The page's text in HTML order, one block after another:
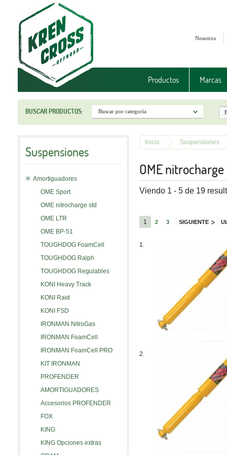
Nosotros
Productos Marcas
BUSCAR PRODUCTOS:
Suspensiones
Amortiguadores
OME Sport
OME nitrocharge std
OME LTR
OME BP-51
TOUGHDOG FoamCell
TOUGHDOG Ralph
TOUGHDOG Regulables
KONI Heavy Track
KONI Raid
KONI FSD
IRONMAN NitroGas
IRONMAN FoamCell
IRONMAN FoamCell PRO
KIT IRONMAN
PROFENDER
AMORTIGUADORES
Accesorios PROFENDER
FOX
KING
KING Opciones extras
Inicio Suspensiones
OME
Viendo 1 - 5 de 19
1 2 3 SIGUIENTE >
1.
2.